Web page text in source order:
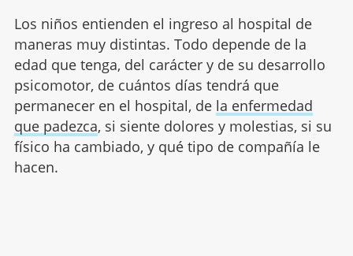
Los niños entienden el ingreso al hospital de
maneras muy distintas. Todo depende de la
edad que tenga, del carácter y de su desarrollo
psicomotor, de cuántos días tendrá que
permanecer en el hospital, de la enfermedad
que padezca, si siente dolores y molestias, si su
físico ha cambiado, y qué tipo de compañía le
hacen.